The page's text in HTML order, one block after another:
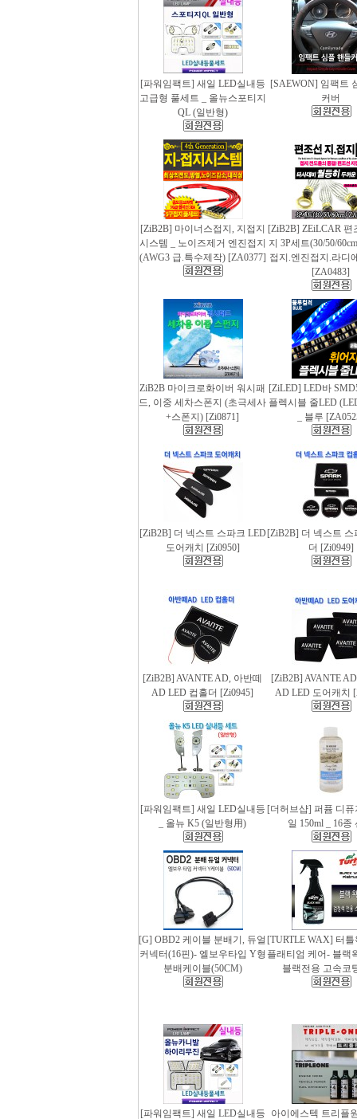
[파워임팩트] 새일 LED실내등
고급형 풀세트 _ 올뉴스포티지
QL (일반형)
[SAEWON] 임팩트
커버
[ZiB2B] 마이너스접지, 지접지
시스템 _ 노이즈제거 엔진접지
(AWG3 급.특수제작) [ZA0377]
[ZiB2B] ZEiLCAR 편
지 3P세트(30/50/
접지.엔진접지.라디
[ZA0483]
ZiB2B 마이크로화이버 워시패
드, 이중 세차스폰지 (초극세사
+스폰지) [Zi0871]
[ZiLED] LED바
플렉시블 줄LED
_ 블루
[ZiB2B] 더 넥스트 스파크 LED
도어캐치 [Zi0950]
[ZiB2B] 더 넥스트 스
더 [Zi0949]
[ZiB2B] AVANTE AD, 아반떼
AD LED 컵홀더 [Zi0945]
[ZiB2B] AVANTE
AD LED 도어캐치
[파워임팩트] 새일 LED실내등
_ 올뉴 K5 (일반형用)
[더허브샵] 퍼퓸 디
일 150ml _ 16종
[G] OBD2 케이블 분배기, 듀얼
커넥터(16핀)- 엘보우타입 Y형
분배케이블(50CM)
[TURTLE WAX] 터
플래티엄 케어- 블랙
블랙전용 고속코
[파워임팩트] 새일 LED실내등 아이에스텍 트리플